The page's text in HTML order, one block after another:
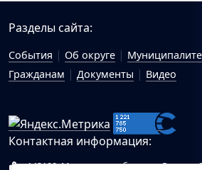
Разделы сайта:
События Об округе
Гражданам
Документы Видео
Контактная информация:
143100, Московская область, г.Руза,